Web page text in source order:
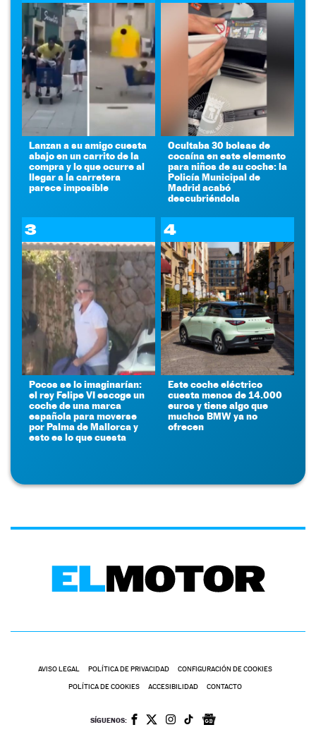
Lanzan a su amigo cuesta
abajo en un carrito de la
compra y lo que ocurre al
llegar a la carretera
parece imposible
Ocultaba 30 bolsas de
cocaína en este elemento
para niños de su coche: la
Policía Municipal de
Madrid acabó
descubriéndola
3
Pocos se lo imaginarían:
el rey Felipe VI escoge un
coche de una marca
española para moverse
por Palma de Mallorca y
esto es lo que cuesta
4
Este coche eléctrico
cuesta menos de 14.000
euros y tiene algo que
muchos BMW ya no
ofrecen
AVISO LEGAL POLÍTICA DE PRIVACIDAD CONFIGURACIÓN DE COOKIES
POLÍTICA DE COOKIES ACCESIBILIDAD CONTACTO
SÍGUENOS: